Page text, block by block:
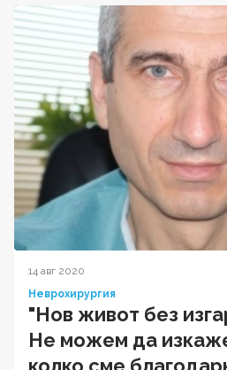
14 авг 2020
Неврохирургия
"Нов живот без
Не можем да